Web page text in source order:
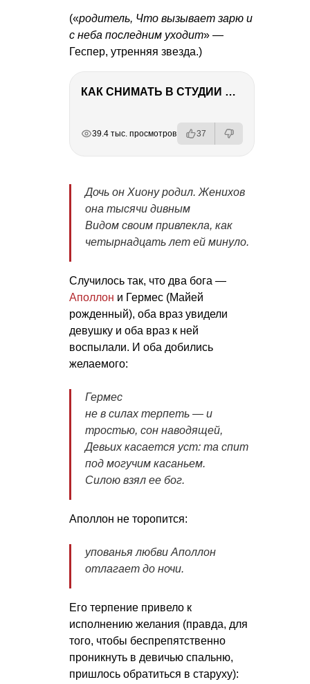
(«родитель, Что вызывает зарю и
с неба последним уходит» —
Геспер, утренняя звезда.)
КАК СНИМАТЬ В СТУДИИ СО ВСПЫШКАМИ
39.4 тыс. просмотров 37
Дочь он Хиону родил. Женихов
она тысячи дивным
Видом своим привлекла, как
четырнадцать лет ей минуло.
Случилось так, что два бога —
Аполлон и Гермес (Майей
рожденный), оба враз увидели
девушку и оба враз к ней
воспылали. И оба добились
желаемого:
Гермес
не в силах терпеть — и
тростью, сон наводящей,
Девьих касается уст: та спит
под могучим касаньем.
Силою взял ее бог.
Аполлон не торопится:
упованья любви Аполлон
отлагает до ночи.
Его терпение привело к
исполнению желания (правда, для
того, чтобы беспрепятственно
проникнуть в девичью спальню,
пришлось обратиться в старуху):